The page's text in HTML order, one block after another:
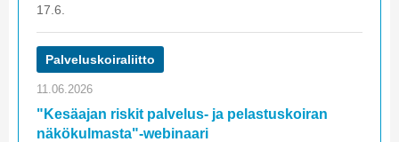
17.6.
Palveluskoiraliitto
11.06.2026
"Kesäajan riskit palvelus- ja pelastuskoiran
näkökulmasta"-webinaari